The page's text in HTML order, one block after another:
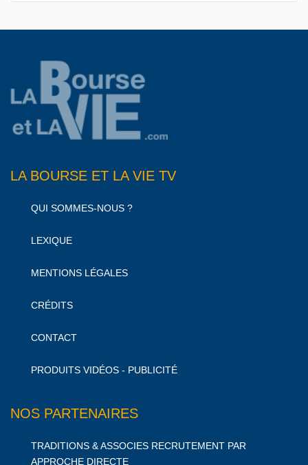
LA BOURSE ET LA VIE TV
QUI SOMMES-NOUS ?
LEXIQUE
MENTIONS LÉGALES
CRÉDITS
CONTACT
PRODUITS VIDÉOS - PUBLICITÉ
NOS PARTENAIRES
TRADITIONS & ASSOCIES RECRUTEMENT PAR
APPROCHE DIRECTE